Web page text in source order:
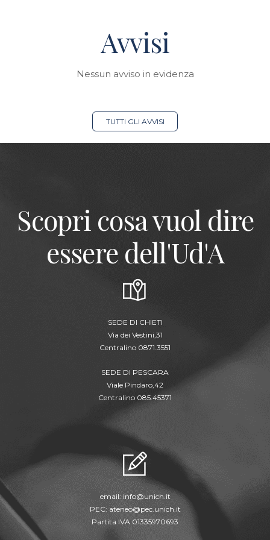
Avvisi
Nessun avviso in evidenza
TUTTI GLI AVVISI
Scopri cosa vuol dire
essere dell'Ud'A
SEDE DI CHIETI
Via dei Vestini,31
Centralino 0871.3551
SEDE DI PESCARA
Viale Pindaro,42
Centralino 085.45371
email: info@unich.it
PEC: ateneo@pec.unich.it
Partita IVA 01335970693